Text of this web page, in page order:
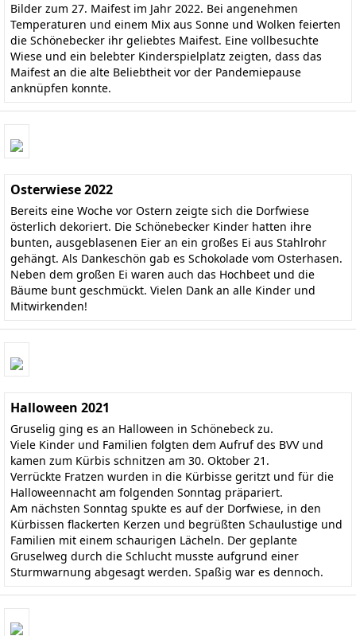
Bilder zum 27. Maifest im Jahr 2022. Bei angenehmen
Temperaturen und einem Mix aus Sonne und Wolken feierten
die Schönebecker ihr geliebtes Maifest. Eine vollbesuchte
Wiese und ein belebter Kinderspielplatz zeigten, dass das
Maifest an die alte Beliebtheit vor der Pandemiepause
anknüpfen konnte.
Osterwiese 2022
Bereits eine Woche vor Ostern zeigte sich die Dorfwiese
österlich dekoriert. Die Schönebecker Kinder hatten ihre
bunten, ausgeblasenen Eier an ein großes Ei aus Stahlrohr
gehängt. Als Dankeschön gab es Schokolade vom Osterhasen.
Neben dem großen Ei waren auch das Hochbeet und die
Bäume bunt geschmückt. Vielen Dank an alle Kinder und
Mitwirkenden!
Halloween 2021
Gruselig ging es an Halloween in Schönebeck zu.
Viele Kinder und Familien folgten dem Aufruf des BVV und
kamen zum Kürbis schnitzen am 30. Oktober 21.
Verrückte Fratzen wurden in die Kürbisse geritzt und für die
Halloweennacht am folgenden Sonntag präpariert.
Am nächsten Sonntag spukte es auf der Dorfwiese, in den
Kürbissen flackerten Kerzen und begrüßten Schaulustige und
Familien mit einem schaurigen Lächeln. Der geplante
Gruselweg durch die Schlucht musste aufgrund einer
Sturmwarnung abgesagt werden. Spaßig war es dennoch.